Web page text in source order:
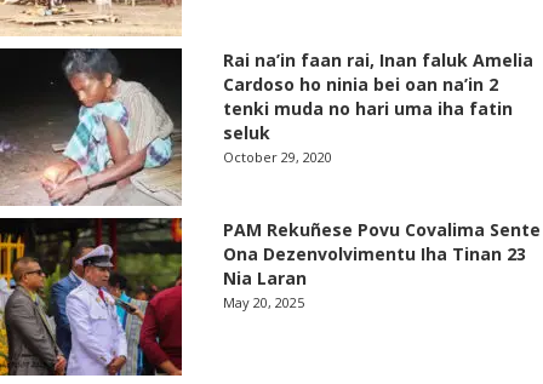
Rai na’in faan rai, Inan faluk Amelia
Cardoso ho ninia bei oan na’in 2
tenki muda no hari uma iha fatin
seluk
October 29, 2020
PAM Rekuñese Povu Covalima Sente
Ona Dezenvolvimentu Iha Tinan 23
Nia Laran
May 20, 2025